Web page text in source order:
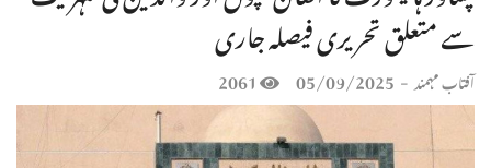
سے متعلق تحریری فیصلہ جاری
آفتاب مہمند-
05/09/2025